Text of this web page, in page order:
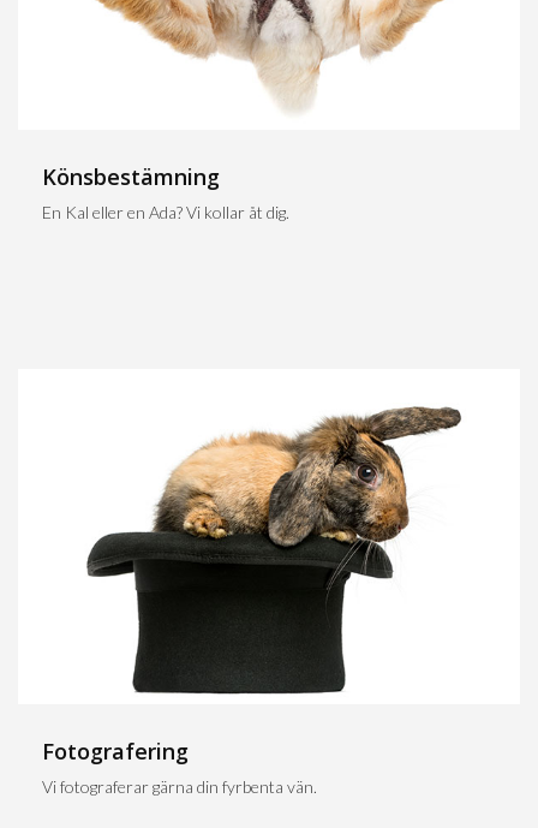
Könsbestämning
En Kal eller en Ada? Vi kollar åt dig.
Fotografering
Vi fotograferar gärna din fyrbenta vän.